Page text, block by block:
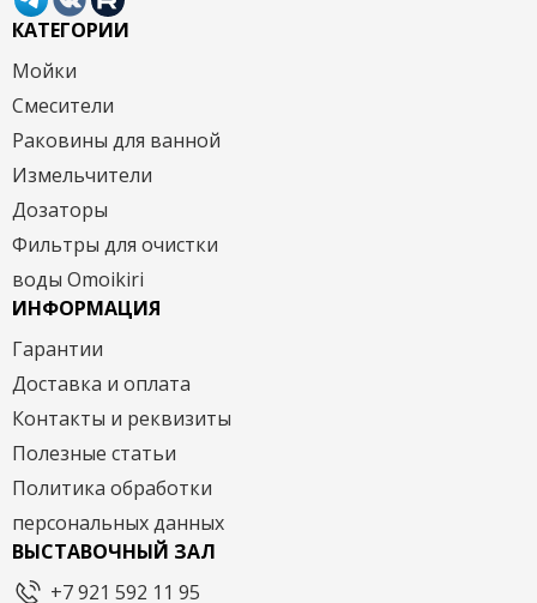
КАТЕГОРИИ
Мойки
Смесители
Раковины для ванной
Измельчители
Дозаторы
Фильтры для очистки
воды Omoikiri
ИНФОРМАЦИЯ
Гарантии
Доставка и оплата
Контакты и реквизиты
Полезные статьи
Политика обработки
персональных данных
ВЫСТАВОЧНЫЙ ЗАЛ
+7 921 592 11 95